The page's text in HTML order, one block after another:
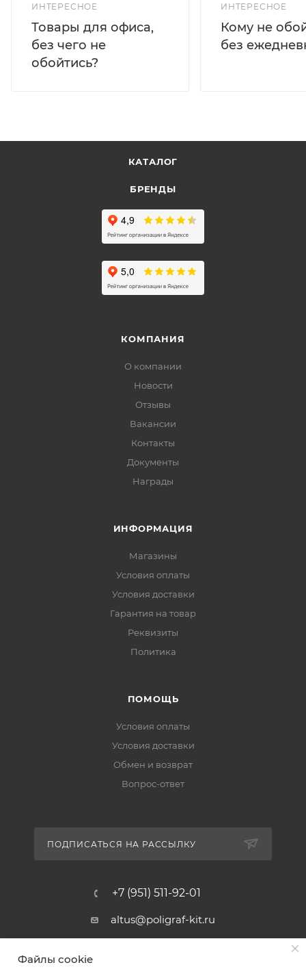
ИНТЕРЕСНОЕ
Товары для офиса,
без чего не
обойтись?
ИНТЕРЕСНОЕ
Кому не
без
КАТАЛОГ
БРЕНДЫ
КОМПАНИЯ
О компании
Новости
Отзывы
Вакансии
Контакты
Документы
Награды
ИНФОРМАЦИЯ
Магазины
Условия оплаты
Условия доставки
Гарантия на товар
Реквизиты
Политика
ПОМОЩЬ
Условия оплаты
Условия доставки
Обмен и возврат
Вопрос-ответ
ПОДПИСАТЬСЯ НА РАССЫЛКУ
+7 (951) 511-92-01
altus@poligraf-kit.ru
Ростовская обл, Аксайский р-н,
Файлы cookie